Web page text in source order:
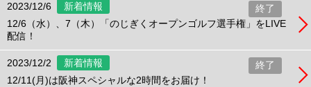
2023/12/6 新着情報
終了
12/6（水）、7（木）「のじぎくオープンゴルフ選手権」をLIVE
配信！
2023/12/2 新着情報
終了
12/11(月)は阪神スペシャルな2時間をお届け！